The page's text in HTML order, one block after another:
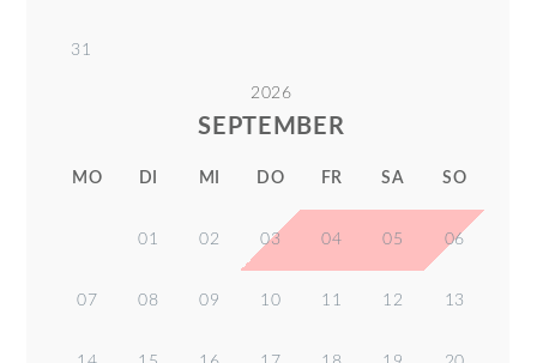
31
2026
SEPTEMBER
MO DI MI DO FR SA SO
01 02 03 04 05 06
07 08 09 10 11 12 13